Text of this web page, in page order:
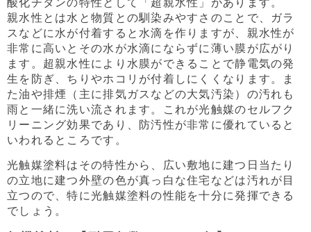
親水性とは水と物質との馴染みやすさのことで、ガラ
スなどに水が付着すると水滴を作りますが、親水性が
非常に高いとその水が水滴にならずに薄い膜が広がり
ます。超親水性により水膜ができることで静電気の発
生を防ぎ、ちりやホコリが付着しにくくなります。ま
た油や排煙（主に排気ガスなどの大気汚染）の汚れも
雨と一緒に洗い流されます。これが光触媒のセルフク
リーニング効果であり、防汚性が非常に優れていると
いわれるところです。
光触媒塗料はその特性から、広い敷地に建つ日当たり
の立地に建つ外壁の色が真っ白な住宅などは汚れが目
立つので、特に光触媒塗料の性能を十分に発揮できる
でしょう。